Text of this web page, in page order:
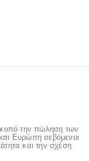
την πώληση των
Ευρώπη σεβόμενοι
και την σχέση